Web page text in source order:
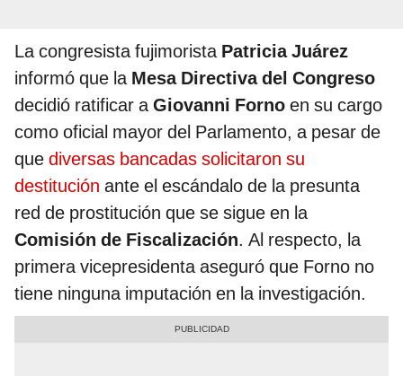
La congresista fujimorista Patricia Juárez
informó que la Mesa Directiva del Congreso
decidió ratificar aGiovanni Forno en su cargo
como oficial mayor del Parlamento, a pesar de
que diversas bancadas solicitaron su
destitución ante el escándalo de la presunta
red de prostitución que se sigue en la
Comisión de Fiscalización. Al respecto, la
primera vicepresidenta aseguró que Forno no
tiene ninguna imputación en la investigación.